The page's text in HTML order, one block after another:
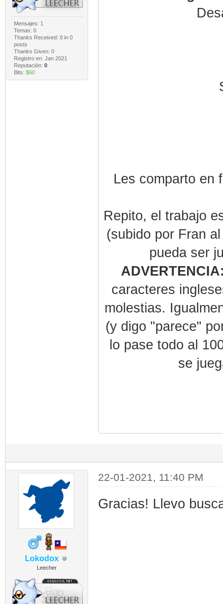
Mensajes: 1
Temas: 0
Thanks Received: 0in 0
posts
Thanks Given: 0
Registro en: Jan 2021
Reputación: 0
Bits: $60
Les comparto en
Repito, el trabajo
(subido por Fran
pueda ser
caracteres
molestias.
(y digo "parece"
lo pase todo al
se
Lokodox
Leecher
22-01-2021, 11:40 PM
Gracias! Llevo